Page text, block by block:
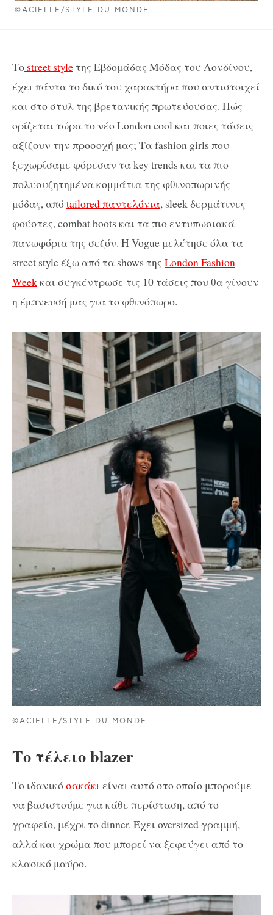
©ACIELLE/STYLE DU MONDE
Το street styleτης Εβδομάδας Μόδας του Λονδίνου,
έχει πάντα το δικό του χαρακτήρα που αντιστοιχεί
και στο στυλ της βρετανικής πρωτεύουσας. Πώς
ορίζεται τώρα το νέο London cool και ποιες τάσεις
αξίζουν την προσοχή μας; Τα fashion girls που
ξεχωρίσαμε φόρεσαν τα key trends και τα πιο
πολυσυζητημένα κομμάτια της φθινοπωρινής
μόδας, απόtailored παντελόνια, sleek δερμάτινες
φούστες, combat boots και τα πιο εντυπωσιακά
πανωφόρια της σεζόν. Η Vogue μελέτησε όλα τα
street style έξω από τα shows της London Fashion
Weekκαι συγκέντρωσε τις 10 τάσεις που θα γίνουν
η έμπνευσή μας για το φθινόπωρο.
©ACIELLE/STYLE DU MONDE
Τo τέλειο blazer
Το ιδανικόσακάκι είναι αυτό στο οποίο μπορούμε
να βασιστούμε για κάθε περίσταση, από το
γραφείο, μέχρι το dinner. Έχει oversized γραμμή,
αλλά και χρώμα που μπορεί να ξεφεύγει από το
κλασικό μαύρο.